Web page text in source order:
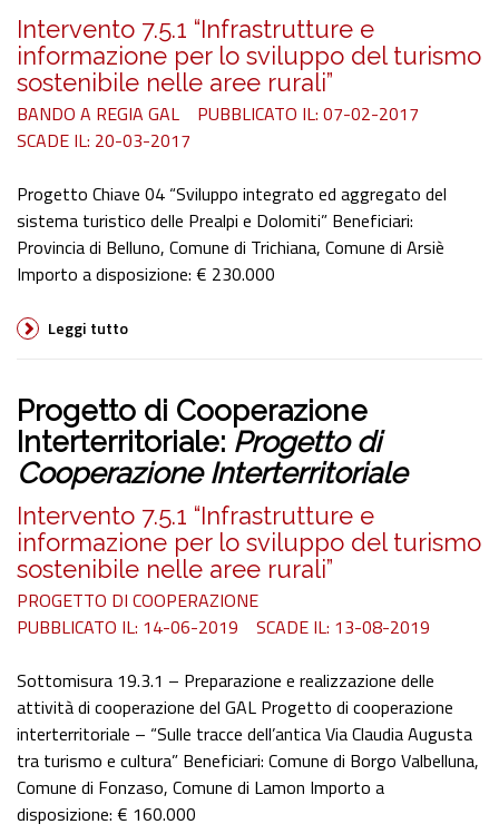
Intervento 7.5.1 “Infrastrutture e
informazione per lo sviluppo del turismo
sostenibile nelle aree rurali”
BANDO A REGIA GAL
PUBBLICATO IL: 07-02-2017
SCADE IL: 20-03-2017
Progetto Chiave 04 “Sviluppo integrato ed aggregato del
sistema turistico delle Prealpi e Dolomiti” Beneficiari:
Provincia di Belluno, Comune di Trichiana, Comune di Arsiè
Importo a disposizione: € 230.000
Leggi tutto
Progetto di Cooperazione
Interterritoriale: Progetto di
Cooperazione Interterritoriale
Intervento 7.5.1 “Infrastrutture e
informazione per lo sviluppo del turismo
sostenibile nelle aree rurali”
PROGETTO DI COOPERAZIONE
PUBBLICATO IL: 14-06-2019
SCADE IL: 13-08-2019
Sottomisura 19.3.1 – Preparazione e realizzazione delle
attività di cooperazione del GAL Progetto di cooperazione
interterritoriale – “Sulle tracce dell’antica Via Claudia Augusta
tra turismo e cultura” Beneficiari: Comune di Borgo Valbelluna,
Comune di Fonzaso, Comune di Lamon Importo a
disposizione: € 160.000